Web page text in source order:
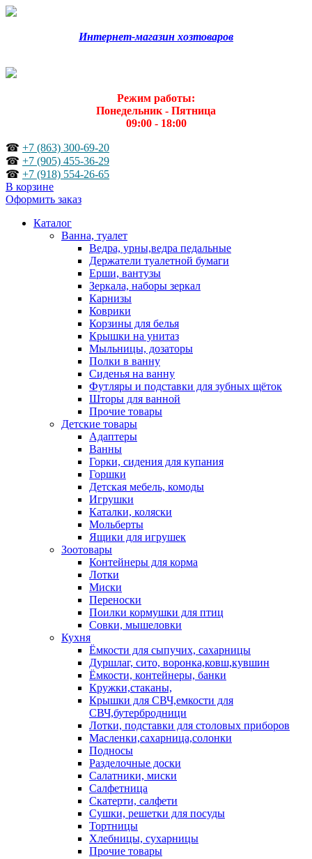
Интернет-магазин хозтоваров
Режим работы:
Понедельник - Пятница
09:00 - 18:00
☎ +7 (863) 300-69-20
☎ +7 (905) 455-36-29
☎ +7 (918) 554-26-65
В корзине
Оформить заказ
Каталог
Ванна, туалет
Ведра, урны,ведра педальные
Держатели туалетной бумаги
Ерши, вантузы
Зеркала, наборы зеркал
Карнизы
Коврики
Корзины для белья
Крышки на унитаз
Мыльницы, дозаторы
Полки в ванну
Сиденья на ванну
Футляры и подставки для зубных щёток
Шторы для ванной
Прочие товары
Детские товары
Адаптеры
Ванны
Горки, сидения для купания
Горшки
Детская мебель, комоды
Игрушки
Каталки, коляски
Мольберты
Ящики для игрушек
Зоотовары
Контейнеры для корма
Лотки
Миски
Переноски
Поилки кормушки для птиц
Совки, мышеловки
Кухня
Ёмкости для сыпучих, сахарницы
Дуршлаг, сито, воронка,ковш,кувшин
Ёмкости, контейнеры, банки
Кружки,стаканы,
Крышки для СВЧ,емкости для
СВЧ,бутербродници
Лотки, подставки для столовых приборов
Масленки,сахарница,солонки
Подносы
Разделочные доски
Салатники, миски
Салфетница
Скатерти, салфети
Сушки, решетки для посуды
Тортницы
Хлебницы, сухарницы
Прочие товары